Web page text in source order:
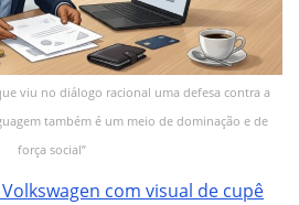
viu no diálogo racional uma defesa contra a
também é um meio de dominação e de
força social”
Volkswagen com visual de cupê